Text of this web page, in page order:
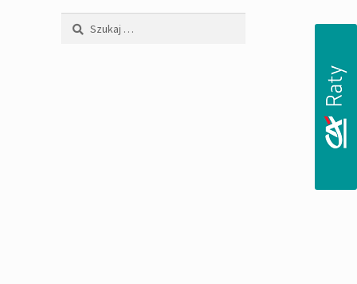
Szukaj: